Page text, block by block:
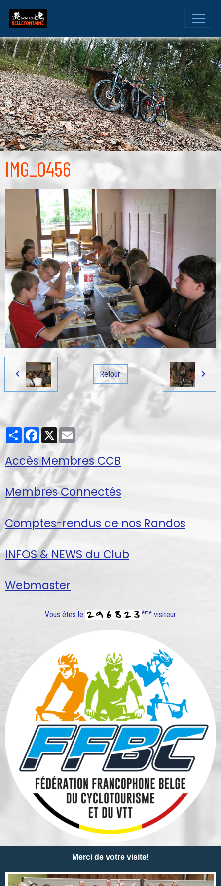
IMG_0456
Retour
PartagerFacebook
X Email
Accès Membres CCB
Membres Connectés
Comptes-rendus de nos Randos
INFOS & NEWS du Club
Webmaster
Vous êtes le ème visiteur
Merci de votre visite!